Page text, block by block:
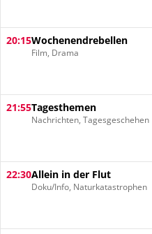
20:15Wochenendrebellen
Film, Drama
21:55Tagesthemen
Nachrichten, Tagesgeschehen
22:30Allein in der Flut
Doku/Info, Naturkatastrophen